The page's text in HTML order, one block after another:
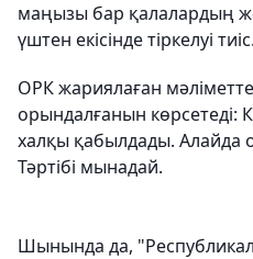
маңызы бар қалалардың
үштен екісінде тіркелуі тиіс.
ОРК жариялаған
орындалғанын көрсетеді:
халқы қабылдады. Алайда
Тәртібі мынадай.
Шынында да,